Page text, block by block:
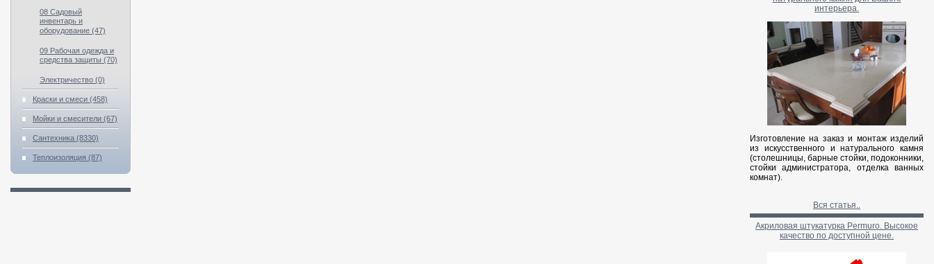
08 Садовый
инвентарь и
оборудование (47)
09 Рабочая одежда и
средства защиты (70)
Электричество (0)
Краски и смеси (458)
Мойки и смесители (67)
Сантехника (8330)
Теплоизоляция (87)
интерьера.
Изготовление на заказ и монтаж изделий
из искусственного и натурального камня
(столешницы, барные стойки, подоконники,
стойки администратора, отделка ванных
комнат).
Вся статья..
Акриловая штукатурка Permuro. Высокое
качество по доступной цене.